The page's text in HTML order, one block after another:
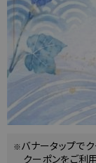
バナータップで
クーポンをご利